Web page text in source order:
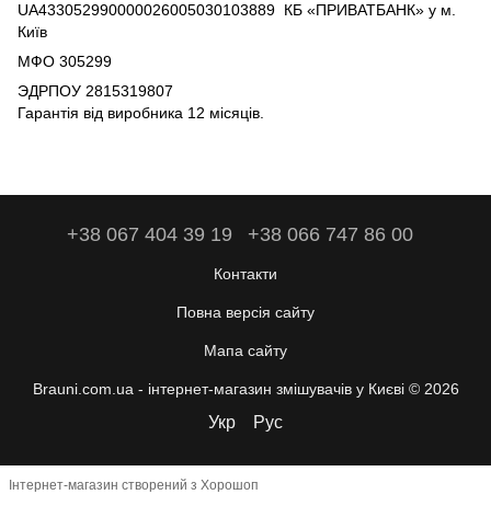
UA433052990000026005030103889 КБ «ПРИВАТБАНК» у м.
Київ
МФО 305299
ЭДРПОУ 2815319807
Гарантія від виробника 12 місяців.
+38 067 404 39 19 +38 066 747 86 00
Контакти
Повна версія сайту
Мапа сайту
Brauni.com.ua - інтернет-магазин змішувачів у Києві © 2026
Укр Рус
Інтернет-магазин створений з Хорошоп